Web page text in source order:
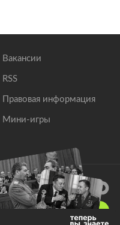
Вакансии
RSS
Правовая информация
Мини-игры